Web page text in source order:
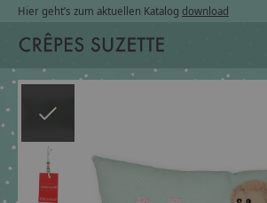
Hier geht’s zum aktuellen Katalog download